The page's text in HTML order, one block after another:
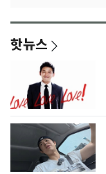
핫뉴스